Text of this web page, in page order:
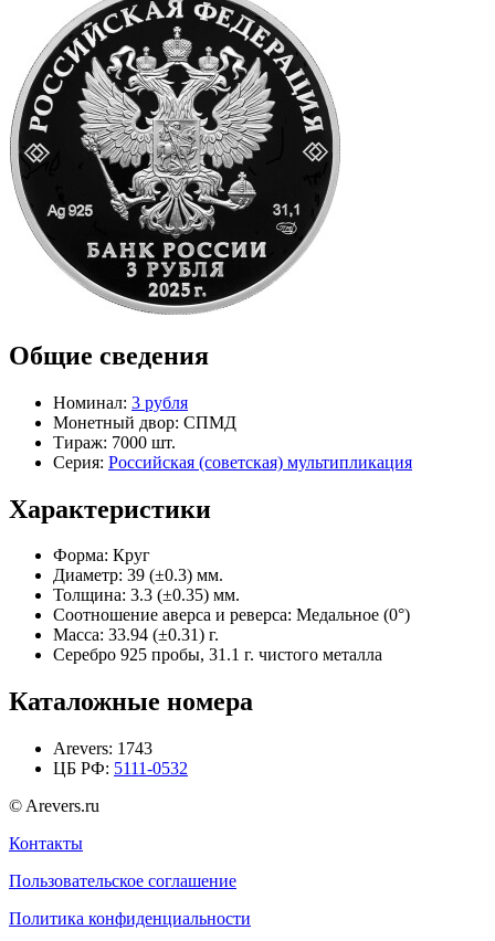
Общие сведения
Номинал: 3 рубля
Монетный двор: СПМД
Тираж: 7000 шт.
Серия: Российская (советская) мультипликация
Характеристики
Форма: Круг
Диаметр: 39 (±0.3) мм.
Толщина: 3.3 (±0.35) мм.
Соотношение аверса и реверса: Медальное (0°)
Масса: 33.94 (±0.31) г.
Серебро 925 пробы, 31.1 г. чистого металла
Каталожные номера
Arevers: 1743
ЦБ РФ: 5111-0532
© Arevers.ru
Контакты
Пользовательское соглашение
Политика конфиденциальности